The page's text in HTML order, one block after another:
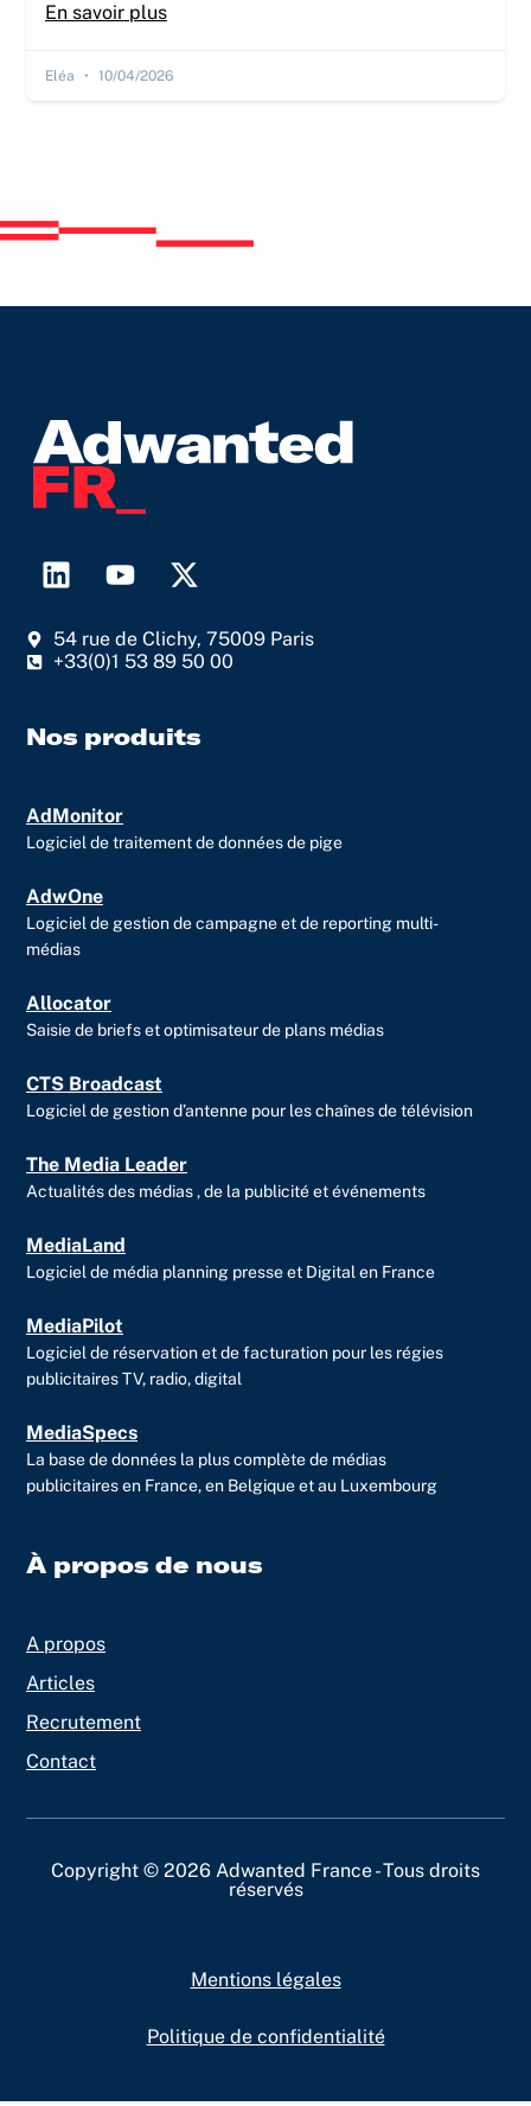
En savoir plus
Eléa 10/04/2026
L
i
k
e
i
Y
o
t
u
e
X
-
w
i
t
54 rue de Clichy, 75009 Paris
+33(0)1 53 89 50 00
Nos produits
AdMonitor
Logiciel de traitement de données de pige
AdwOne
Logiciel de gestion de campagne et de reporting multi-
médias
Allocator
Saisie de briefs et optimisateur de plans médias
CTS Broadcast
Logiciel de gestion d’antenne pour les chaînes de télévision
The Media Leader
Actualités des médias , de la publicité et événements
MediaLand
Logiciel de média planning presse et Digital en France
MediaPilot
Logiciel de réservation et de facturation pour les régies
publicitaires TV, radio, digital
MediaSpecs
La base de données la plus complète de médias
publicitaires en France, en Belgique et au Luxembourg
À propos de nous
A propos
Articles
Recrutement
Contact
Copyright © 2026 Adwanted France - Tous droits
réservés
Mentions légales
Politique de confidentialité